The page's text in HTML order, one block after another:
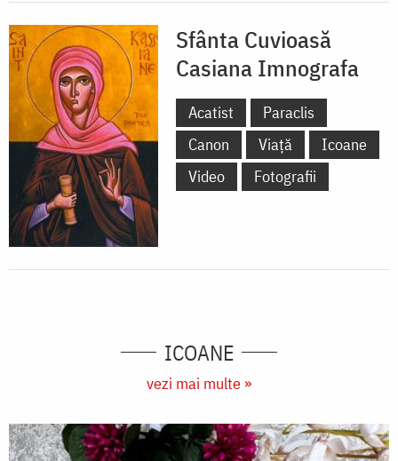
Sfânta Cuvioasă
Casiana Imnografa
Acatist
Paraclis
Canon
Viață
Icoane
Video
Fotografii
ICOANE
vezi mai multe »